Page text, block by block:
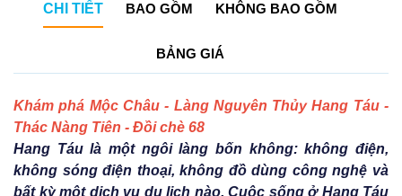
CHI TIẾT BAO GỒM KHÔNG BAO GỒM
BẢNG GIÁ
Khám phá Mộc Châu - Làng Nguyên Thủy Hang Táu -
Thác Nàng Tiên - Đồi chè 68
Hang Táu là một ngôi làng bốn không: không điện,
không sóng điện thoại, không đồ dùng công nghệ và
bất kỳ một dịch vụ du lịch nào. Cuộc sống ở Hang Táu